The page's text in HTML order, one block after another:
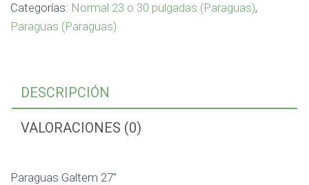
Categorías: Normal 23 o 30 pulgadas (Paraguas),
Paraguas (Paraguas)
DESCRIPCIÓN
VALORACIONES (0)
Paraguas Galtem 27″